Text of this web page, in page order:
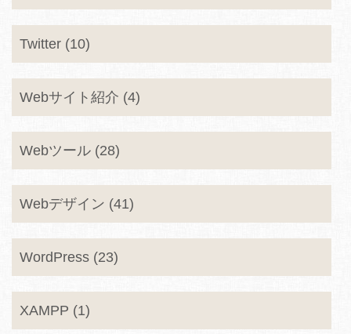
Twitter (10)
Webサイト紹介 (4)
Webツール (28)
Webデザイン (41)
WordPress (23)
XAMPP (1)